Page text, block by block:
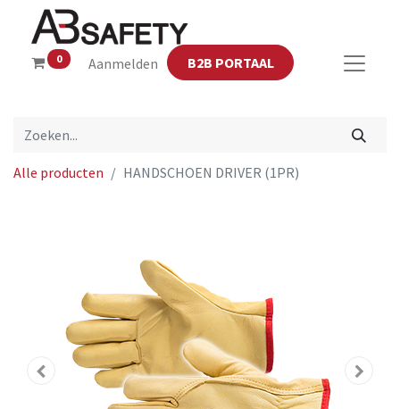
0 Aanmelden B2B PORTAAL
Alle producten HANDSCHOEN DRIVER (1PR)